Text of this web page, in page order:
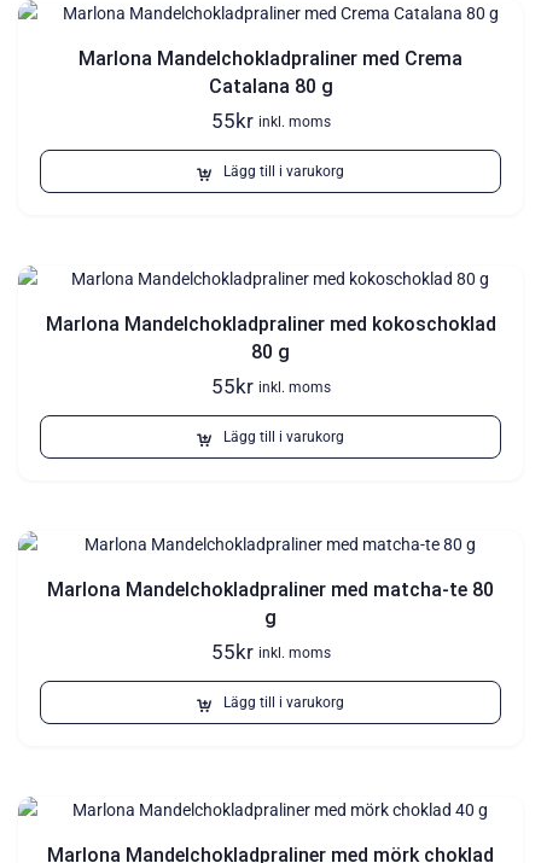
Marlona Mandelchokladpraliner med Crema
Catalana 80 g
55kr inkl. moms
Lägg till i varukorg
Marlona Mandelchokladpraliner med kokoschoklad
80 g
55kr inkl. moms
Lägg till i varukorg
Marlona Mandelchokladpraliner med matcha-te 80
g
55kr inkl. moms
Lägg till i varukorg
Marlona Mandelchokladpraliner med mörk choklad